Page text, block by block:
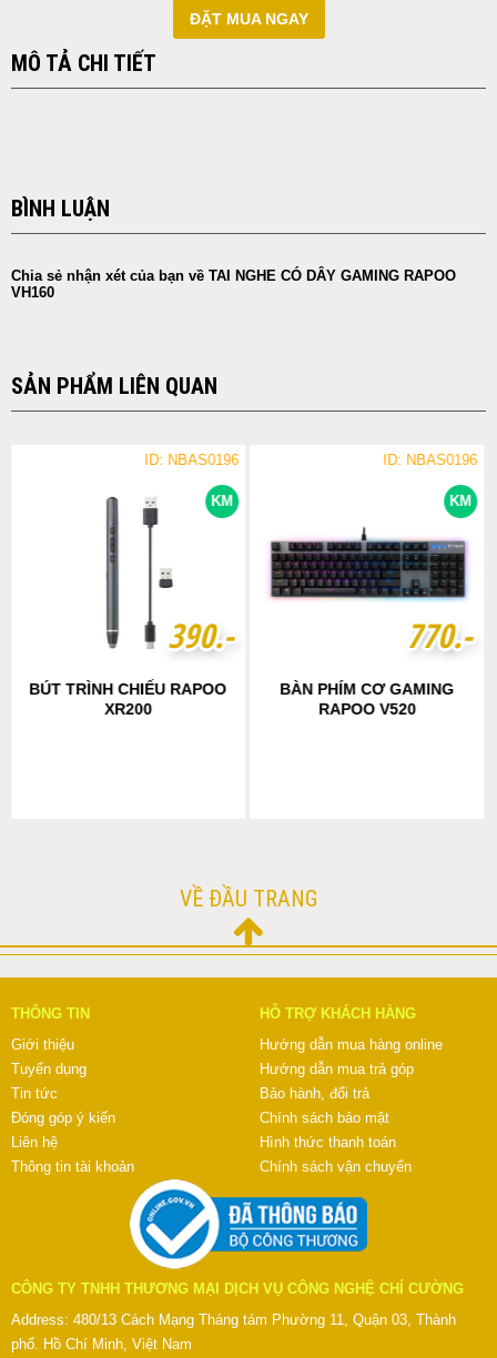
ĐẶT MUA NGAY
MÔ TẢ CHI TIẾT
BÌNH LUẬN
Chia sẻ nhận xét của bạn về TAI NGHE CÓ DÂY GAMING RAPOO
VH160
SẢN PHẨM LIÊN QUAN
KM
ID: NBAS0196
390.-
390.-
BÚT TRÌNH CHIẾU RAPOO
XR200
KM
ID: NBAS0196
770.-
770.-
BÀN PHÍM CƠ GAMING
RAPOO V520
VỀ ĐẦU TRANG
THÔNG TIN
Giới thiệu
Tuyển dụng
Tin tức
Đóng góp ý kiến
Liên hệ
Thông tin tài khoản
HỖ TRỢ KHÁCH HÀNG
Hướng dẫn mua hàng online
Hướng dẫn mua trả góp
Bảo hành, đổi trả
Chính sách bảo mật
Hình thức thanh toán
Chính sách vận chuyển
CÔNG TY TNHH THƯƠNG MẠI DỊCH VỤ CÔNG NGHỆ CHÍ CƯỜNG
Address: 480/13 Cách Mạng Tháng tám Phường 11, Quận 03, Thành
phố. Hồ Chí Minh, Việt Nam